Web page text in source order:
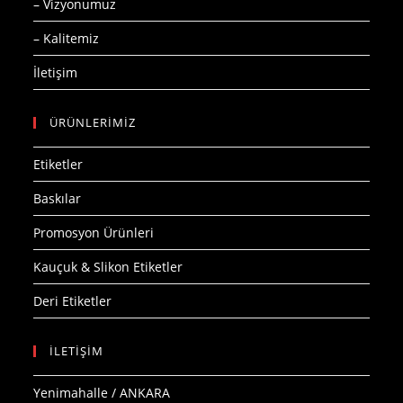
– Vizyonumuz
– Kalitemiz
İletişim
ÜRÜNLERİMİZ
Etiketler
Baskılar
Promosyon Ürünleri
Kauçuk & Slikon Etiketler
Deri Etiketler
İLETİŞİM
Yenimahalle / ANKARA